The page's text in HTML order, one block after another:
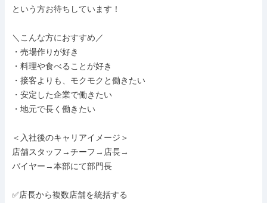
という方お待ちしています！
＼こんな方におすすめ／
・売場作りが好き
・料理や食べることが好き
・接客よりも、モクモクと働きたい
・安定した企業で働きたい
・地元で長く働きたい
＜入社後のキャリアイメージ＞
店舗スタッフ→チーフ→店長→
バイヤー→本部にて部門長
✅️店長から複数店舗を統括する